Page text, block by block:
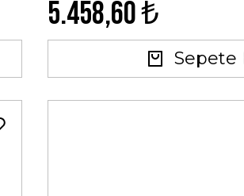
5.458,60 ₺
Sepete